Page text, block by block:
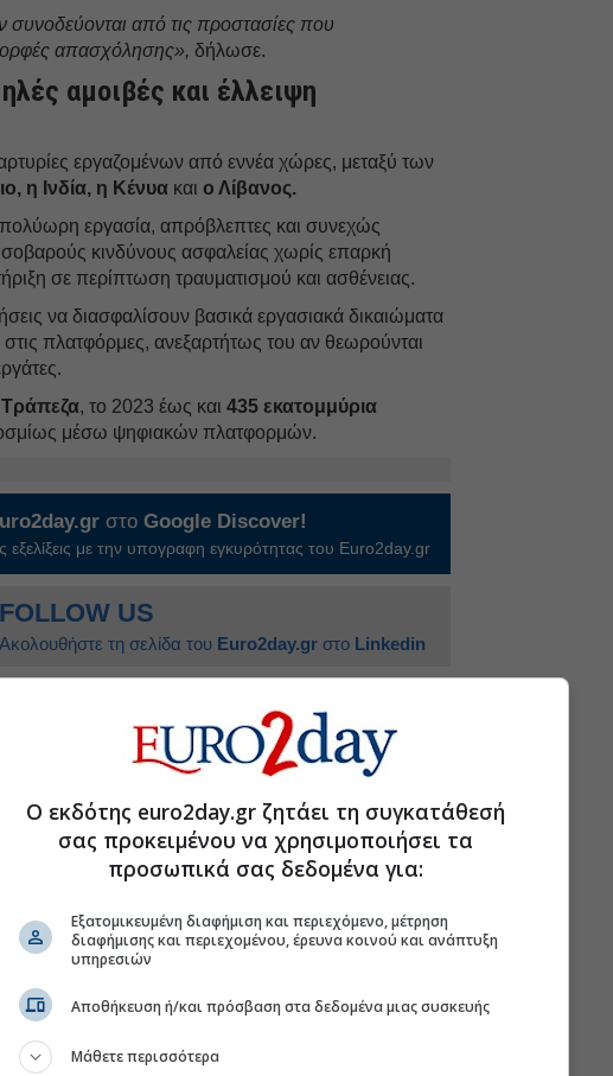
συνοδεύονται από τις προστασίες που
απασχόλησης», δήλωσε.
αμοιβές και έλλειψη
εργαζομένων από εννέα χώρες, μεταξύ των
η Ινδία, η Κένυα και ο Λίβανος.
εργασία, απρόβλεπτες και συνεχώς
σοβαρούς κινδύνους ασφαλείας χωρίς επαρκή
σε περίπτωση τραυματισμού και ασθένειας.
να διασφαλίσουν βασικά εργασιακά δικαιώματα
πλατφόρμες, ανεξαρτήτως του αν θεωρούνται
, το 2023 έως και 435 εκατομμύρια
μέσω ψηφιακών πλατφορμών.
στοGoogle Discover!
εξελίξεις με την υπογραφη εγκυρότητας του Euro2day.gr
FOLLOW US
Ακολουθήστε τη σελίδα του Euro2day.gr στο Linkedin
δικαιώματα
είναι προσωρινά διαθέσιμες
1,2 δισ. σελίδων αρχείων του Δημοσίου
μη μισθωτών του e-ΕΦΚΑ
στα έγγραφα του gov.gr wallet
Ο εκδότης euro2day.gr ζητάει τη συγκατάθεσή
σας προκειμένου να χρησιμοποιήσει τα
προσωπικά σας δεδομένα για:
Εξατομικευμένη διαφήμιση και περιεχόμενο, μέτρηση
διαφήμισης και περιεχομένου, έρευνα κοινού και ανάπτυξη
υπηρεσιών
Αποθήκευση ή/και πρόσβαση στα δεδομένα μιας συσκευής
Μάθετε περισσότερα